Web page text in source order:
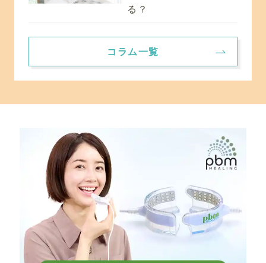
る？
コラム一覧